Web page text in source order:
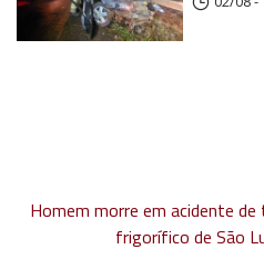
Homem morre em acidente de
frigorífico de São